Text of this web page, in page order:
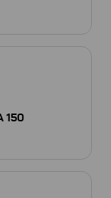
150